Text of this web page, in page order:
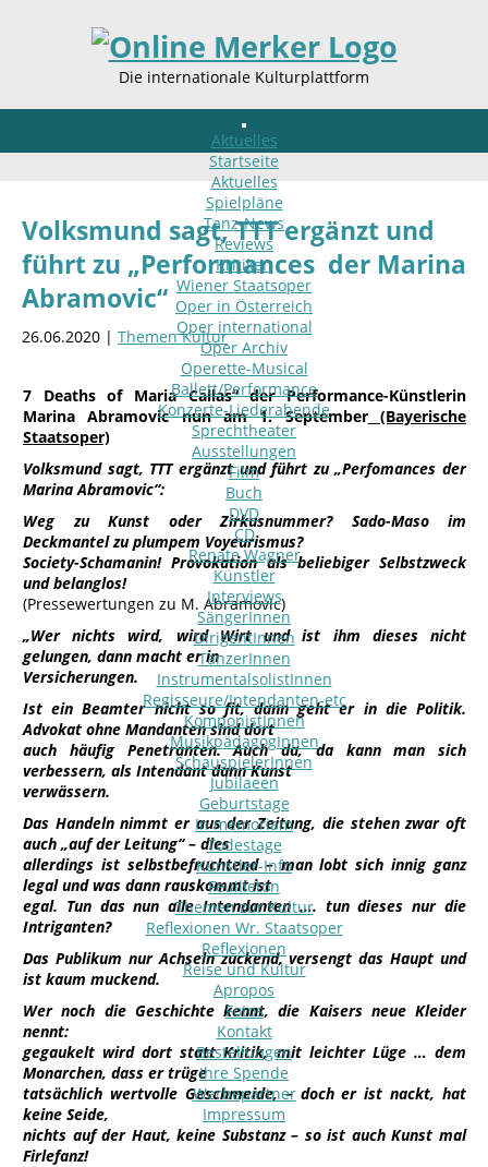
Die internationale Kulturplattform
Aktuelles
Startseite
Aktuelles
Spielpläne
Tanz-News
Reviews
Kritiken
Wiener Staatsoper
Oper in Österreich
Oper international
Oper Archiv
Operette-Musical
Ballett/Performance
Konzerte-Liederabende
Sprechtheater
Ausstellungen
Film
Buch
DVD
CD
Renate Wagner
Künstler
Interviews
SängerInnen
DirigentInnen
TänzerInnen
InstrumentalsolistInnen
Regisseure/Intendanten-etc
KomponistInnen
MusikpädagogInnen
SchauspielerInnen
Jubilaeen
Geburtstage
In memoriam
Todestage
Künstler-Info
Feuilleton
Themen zur Kultur
Reflexionen Wr. Staatsoper
Reflexionen
Reise und Kultur
Apropos
Fotos
Kontakt
Bestellungen
Ihre Spende
Werbepartner
Impressum
Volksmund sagt, TTT ergänzt und
führt zu „Performances der Marina
Abramovic“
26.06.2020 | Themen Kultur
7 Deaths of Maria Callas“ der Performance-Künstlerin
Marina Abramovic nun am 1. September(Bayerische
Staatsoper)
Volksmund sagt, TTT ergänzt und führt zu „Perfomances der
Marina Abramovic“:
Weg zu Kunst oder Zirkusnummer? Sado-Maso im
Deckmantel zu plumpem Voyeurismus?
Society-Schamanin! Provokation als beliebiger Selbstzweck
und belanglos!
(Pressewertungen zu M. Abramovic)
„Wer nichts wird, wird Wirt und ist ihm dieses nicht
gelungen, dann macht er in
Versicherungen.
Ist ein Beamter nicht so fit, dann geht er in die Politik.
Advokat ohne Mandanten sind dort
auch häufig Penetranten. Auch da, da kann man sich
verbessern, als Intendant dann Kunst
verwässern.
Das Handeln nimmt er aus der Zeitung, die stehen zwar oft
auch „auf der Leitung“ – dies
allerdings ist selbstbefruchtend – man lobt sich innig ganz
legal und was dann rauskommt ist
egal. Tun das nun alle Intendanten …. tun dieses nur die
Intriganten?
Das Publikum nur Achseln zuckend, versengt das Haupt und
ist kaum muckend.
Wer noch die Geschichte kennt, die Kaisers neue Kleider
nennt:
gegaukelt wird dort statt Kritik, mit leichter Lüge … dem
Monarchen, dass er trüge
tatsächlich wertvolle Geschmeide, – doch er ist nackt, hat
keine Seide,
nichts auf der Haut, keine Substanz – so ist auch Kunst mal
Firlefanz!